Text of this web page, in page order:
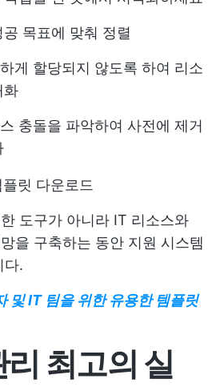
목표에 맞춰 정렬
게 할당되지 않도록 하여 리소
화
충돌을 파악하여 사전에 제거
플릿 다운로드
도구가 아니라 IT 리소스와
을 구축하는 동안 지원 시스템
다.
및 IT 팀을 위한 유용한 템플릿
최고의 실